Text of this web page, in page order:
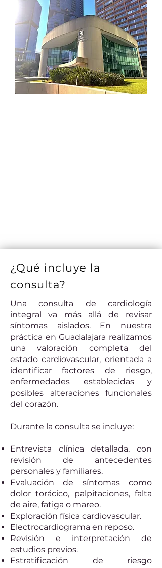
Cédula de Especialidad:11078960
| Certificación: 3415
¿Qué incluye la
consulta?
Una consulta de cardiología
integral va más allá de revisar
síntomas aislados. En nuestra
práctica en Guadalajara realizamos
una valoración completa del
estado cardiovascular, orientada a
identificar factores de riesgo,
enfermedades establecidas y
posibles alteraciones funcionales
del corazón.
Durante la consulta se incluye:
Entrevista clínica detallada, con
revisión de antecedentes
personales y familiares.
Evaluación de síntomas como
dolor torácico, palpitaciones, falta
de aire, fatiga o mareo.
Exploración física cardiovascular.
Electrocardiograma en reposo.
Revisión e interpretación de
estudios previos.
Estratificación de riesgo